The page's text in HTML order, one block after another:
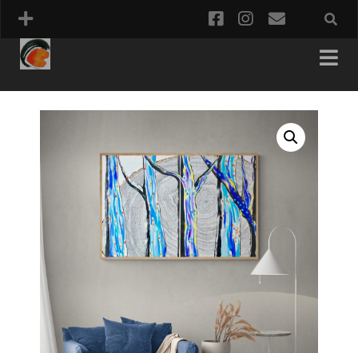
facebookinstagram
email